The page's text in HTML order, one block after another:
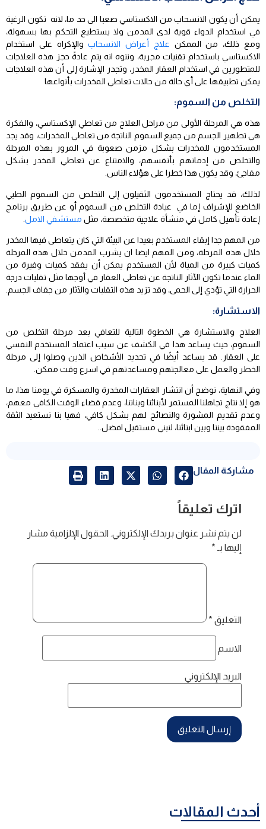
يمكن أن يكون الانسحاب من الاكستاسي صعبا الى حد ما، لانه تكون الرغبة
في استخدام الدواء قوية لدى المدمن ولا يستطيع التحكم بها بسهولة،
ومع ذلك، من الممكن
علاج أعراض الانسحابوالإكراه على استخدام
الاكستاسي باستخدام تقنيات مجربة، وننوه انه يتم عادةً حجز هذه العلاجات
للمتطورين في استخدام العقار المخدر، وتجدر الإشارة إلى أن هذه العلاجات
يمكن تطبيقها على أي حالة من حالات تعاطي المخدرات بأنواعها
التخلص من السموم:
هذه هي المرحلة الأولى من مراحل العلاج من تعاطي الإكستاسي، والفكرة
هي تطهير الجسم من جميع السموم الناتجة من تعاطي المخدرات، وقد يجد
المستخدمون للمخدرات بشكل مزمن صعوبة في المرور بهذه المرحلة
والتخلص من إدمانهم بأنفسهم، والامتناع عن تعاطي المخدر بشكل
مفاجئ، وقد يكون هذا خطرا على هؤلاء الناس.
لذلك، قد يحتاج المستخدمون الثقيلون إلى التخلص من السموم الطبي
الخاضع للإشراف إما في عيادة التخلص من السموم أو عن طريق برنامج
إعادة تأهيل كامل في منشأة علاجية متخصصة، مثل مستشفي الامل
من المهم جدا إبقاء المستخدم بعيدا عن البيئة التي كان يتعاطى فيها المخدر
خلال هذه المرحلة، ومن المهم ايضا ان يشرب المدمن خلال هذه المرحلة
كميات كبيرة من المياة لأن المستخدم يمكن أن يفقد كميات وفيرة من
الماء عندما تكون الآثار الناتجة عن تعاطى العقار في أوجها مثل تقلبات درجة
الحرارة التي تؤدي إلى الحمى، وقد تزيد هذه التقلبات والآثار من جفاف الجسم.
الاستشارة:
العلاج والاستشارة هي الخطوة التالية للتعافي بعد مرحلة التخلص من
السموم، حيث يساعد هذا في الكشف عن سبب اعتماد المستخدم النفسي
على العقار. قد يساعد أيضًا في تحديد الأشخاص الذين وصلوا إلى مرحلة
الخطر والعمل على معالجتهم ومساعدتهم في اسرع وقت ممكن.
وفي النهاية، نوضح أن انتشار العقارات المخدرة والمسكرة في يومنا هذا، ما
هو إلا نتاج تجاهلنا المستمر لأبنائنا وبناتنا، وعدم قضاء الوقت الكافي معهم،
وعدم تقديم المشورة والنصائح لهم بشكل كافي، فهيا بنا نستعيد الثقة
المفقودة بيننا وبين ابنائنا، لنبني مستقبل افضل..
مشاركة المقال
اترك تعليقاً
لن يتم نشر عنوان بريدك الإلكتروني. الحقول الإلزامية مشار
إليها بـ *
التعليق *
الاسم
البريد الإلكتروني
أحدث المقالات